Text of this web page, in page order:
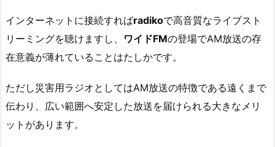
インターネットに接続すればradikoで高音質なライブスト
リーミングを聴けますし、 ワイドFMの登場でAM放送の存
在意義が薄れていることはたしかです。
ただし災害用ラジオとしてはAM放送の特徴である遠くまで
伝わり、広い範囲へ安定した放送を届けられる大きなメリ
ットがあります。